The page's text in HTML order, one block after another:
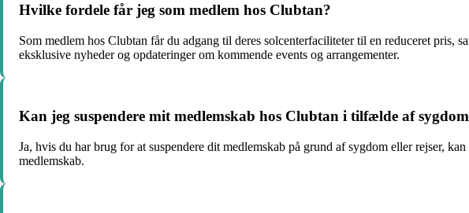
Hvilke fordele får jeg som medlem hos Clubtan?
Som medlem hos Clubtan får du adgang til deres solcenterfaciliteter til en reduceret
eksklusive nyheder og opdateringer om kommende events og arrangementer.
Kan jeg suspendere mit medlemskab hos Clubtan i tilfælde af
Ja, hvis du har brug for at suspendere dit medlemskab på grund af sygdom eller rejser,
medlemskab.